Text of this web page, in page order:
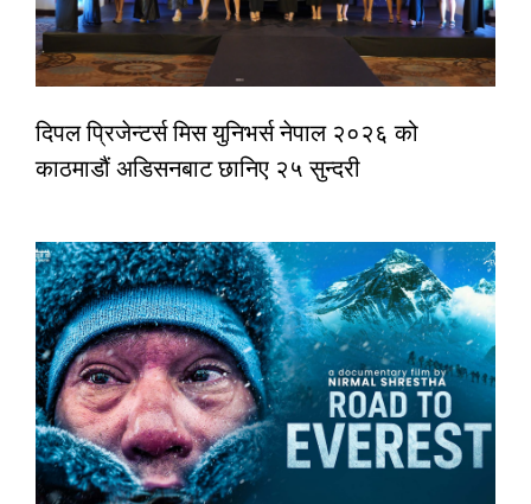
दिपल प्रिजेन्टर्स मिस युनिभर्स नेपाल २०२६ को
काठमाडौं अडिसनबाट छानिए २५ सुन्दरी